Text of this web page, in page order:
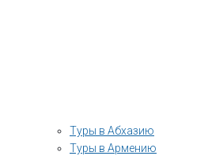
Туры в Абхазию
Туры в Армению